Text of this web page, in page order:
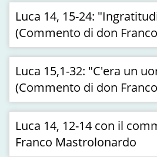
Luca 14, 15-24:
(Commento di don
Luca 15,1-32: "C'era un
(Commento di don
Luca 14, 12-14 con il
Franco Mastrolonardo